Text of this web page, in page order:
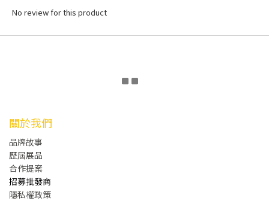
No review for this product
關於我們
品牌故事
歷屆展品
合作提案
招募批發商
隱私權政策